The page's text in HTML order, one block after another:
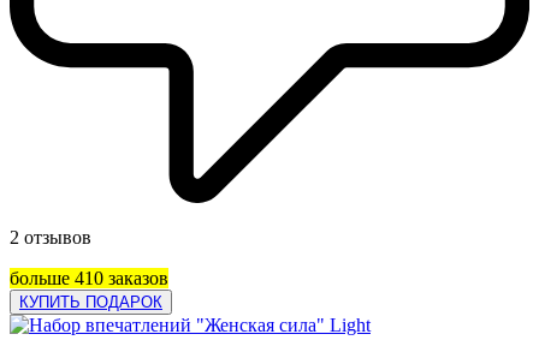
2 отзывов
больше 410 заказов
КУПИТЬ ПОДАРОК